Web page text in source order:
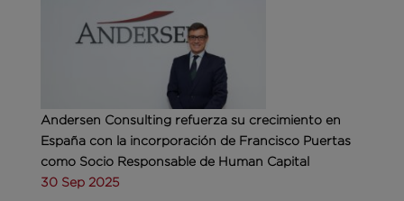
Andersen Consulting refuerza su crecimiento en
España con la incorporación de Francisco Puertas
como Socio Responsable de Human Capital
30 Sep 2025